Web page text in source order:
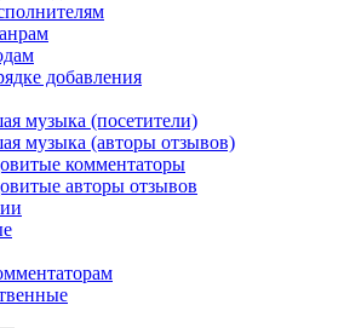
добавления
музыка (посетители)
музыка (авторы отзывов)
комментаторы
авторы отзывов